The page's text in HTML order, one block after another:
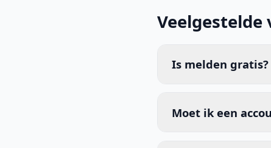
Veelgestelde
Is melden gratis?
Moet ik een